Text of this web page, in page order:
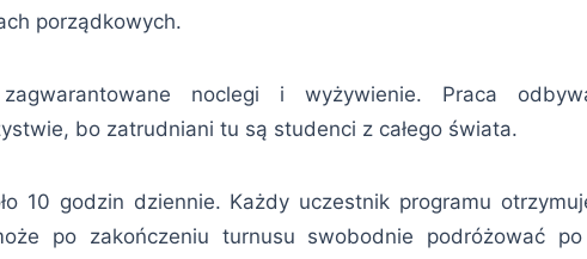
porządkowych.
noclegi i wyżywienie. Praca
bo zatrudniani tu są studenci z całego świata.
10 godzin dziennie. Każdy uczestnik programu
po zakończeniu turnusu swobodnie podróżować po